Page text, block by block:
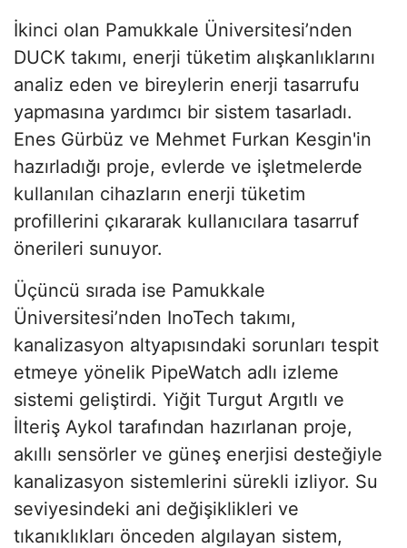
İkinci olan Pamukkale Üniversitesi’nden
DUCK takımı, enerji tüketim alışkanlıklarını
analiz eden ve bireylerin enerji tasarrufu
yapmasına yardımcı bir sistem tasarladı.
Enes Gürbüz ve Mehmet Furkan Kesgin'in
hazırladığı proje, evlerde ve işletmelerde
kullanılan cihazların enerji tüketim
profillerini çıkararak kullanıcılara tasarruf
önerileri sunuyor.
Üçüncü sırada ise Pamukkale
Üniversitesi’nden InoTech takımı,
kanalizasyon altyapısındaki sorunları tespit
etmeye yönelik PipeWatch adlı izleme
sistemi geliştirdi. Yiğit Turgut Argıtlı ve
İlteriş Aykol tarafından hazırlanan proje,
akıllı sensörler ve güneş enerjisi desteğiyle
kanalizasyon sistemlerini sürekli izliyor. Su
seviyesindeki ani değişiklikleri ve
tıkanıklıkları önceden algılayan sistem,